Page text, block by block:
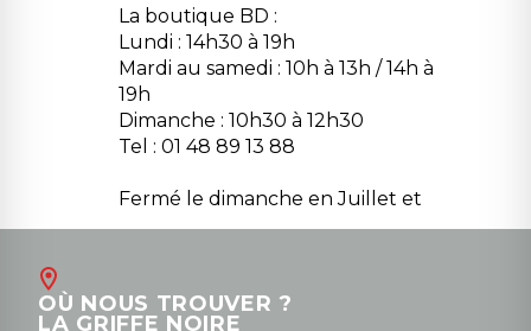
La boutique BD :
Lundi : 14h30 à 19h
Mardi au samedi : 10h à 13h / 14h à
19h
Dimanche : 10h30 à 12h30
Tel : 01 48 89 13 88
Fermé le dimanche en Juillet et
Août
contact@la-griffe-noire.com
OÙ NOUS TROUVER ?
LA GRIFFE NOIRE